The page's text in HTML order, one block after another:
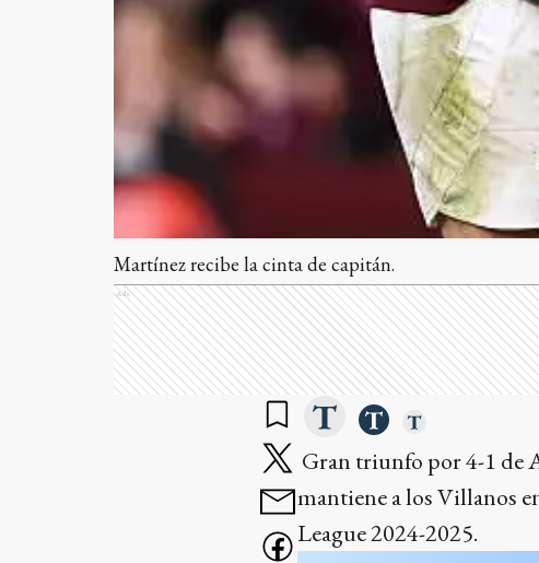
Martínez recibe la cinta de capitán.
Ads
Gran triunfo por 4-1 de
mantiene a los Villanos
League 2024-2025.